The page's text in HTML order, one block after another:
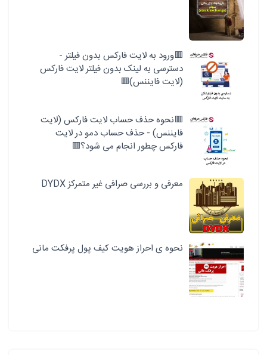
🟥ورود به لایت فارکس بدون فیلتر -
دسترسی به لینک بدون فیلتر لایت فارکس
(لایت فایننس)🟥
🟥نحوه حذف حساب لایت فارکس (لایت
فایننس) - حذف حساب دمو در لایت
فارکس چطور انجام می شود؟🟥
معرفی و بررسی صرافی غیر متمرکز DYDX
نحوه ی احراز هویت کیف پول پرفکت مانی